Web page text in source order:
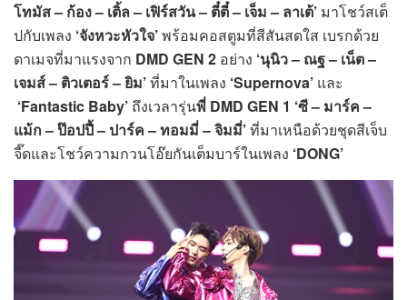
โทมัส – ก้อง – เติ้ล – เฟิร์สวัน – ตี๋ตี๋ – เจ็ม – ลาเต้’ มาโชว์สเต็
ปกับเพลง ‘จังหวะหัวใจ’พร้อมคอสตูมที่สีสันสดใส เบรกด้วย
ดาเมจที่มาแรงจาก DMD GEN 2 อย่าง ‘นุนิว – ณฐ – เน็ต –
เจมส์ – ติวเตอร์ – ยิม’ที่มาในเพลง ‘Supernova’ และ
‘Fantastic Baby’ ถึงเวลารุ่นพี่ DMD GEN 1 ‘ซี – มาร์ค –
แม้ก – ป๊อปปี้ – ปาร์ค – ทอมมี่ – จิมมี่’ที่มาเหนือด้วยชุดสีเจ็บ
จี๊ดและโชว์ความกวนโอ๊ยกันเต็มบาร์ในเพลง ‘DONG’